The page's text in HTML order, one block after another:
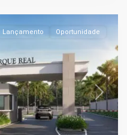
Next
Lançamento Oportunidade